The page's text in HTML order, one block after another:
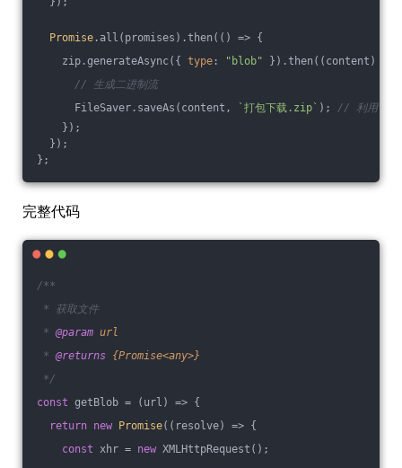
Promise .all(promises).then( () => {
zip.generateAsync({ type : "blob" }).then( ( content ) =>
// 生成二进制流
FileSaver.saveAs(content,
`打包下载.zip` ); // 利用
});
});
};
完整代码
/**
* 获取文件
* @param url
* @returns {Promise<any>}
*/
const getBlob = ( url ) => {
return new Promise( ( resolve) => {
const xhr = new XMLHttpRequest();